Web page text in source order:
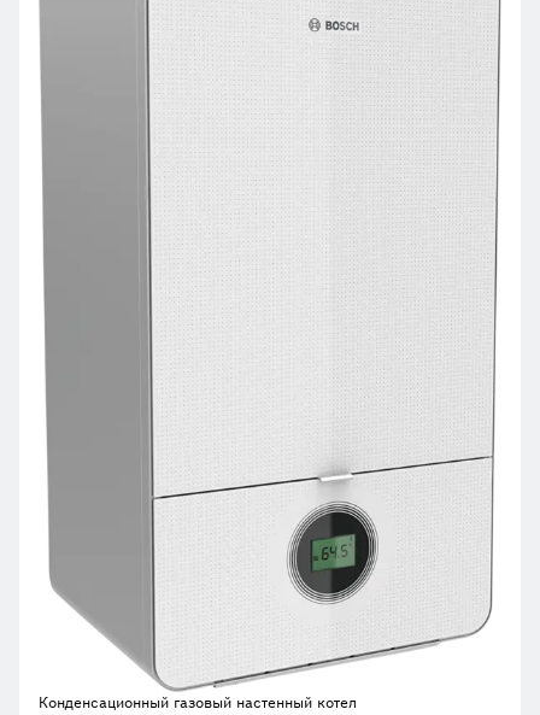
Конденсационный газовый настенный котел